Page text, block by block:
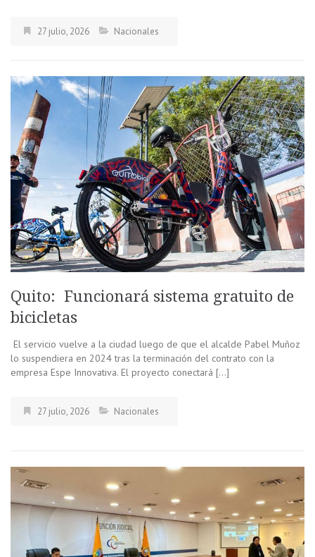
27 julio, 2026 Nacionales
Quito: Funcionará sistema gratuito de
bicicletas
El servicio vuelve a la ciudad luego de que el alcalde Pabel Muñoz
lo suspendiera en 2024 tras la terminación del contrato con la
empresa Espe Innovativa. El proyecto conectará […]
27 julio, 2026 Nacionales